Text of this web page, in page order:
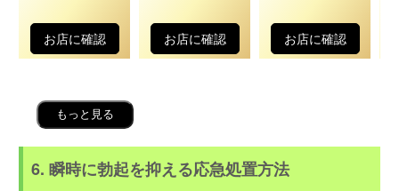
お店に確認 お店に確認 お店に確認
もっと見る
6. 瞬時に勃起を抑える応急処置方法